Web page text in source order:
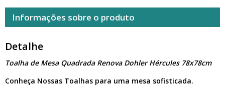
Informações sobre o produto
Detalhe
Toalha de Mesa Quadrada Renova Dohler Hércules 78x78cm
Conheça Nossas Toalhas para uma mesa sofisticada.